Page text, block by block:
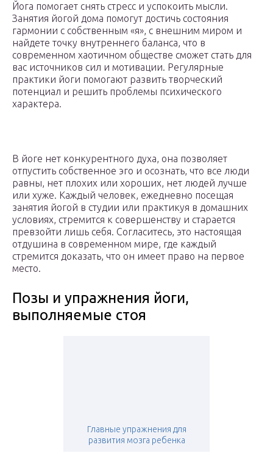
Йога помогает снять стресс и успокоить мысли.
Занятия йогой дома помогут достичь состояния
гармонии с собственным «я», с внешним миром и
найдете точку внутреннего баланса, что в
современном хаотичном обществе сможет стать для
вас источников сил и мотивации. Регулярные
практики йоги помогают развить творческий
потенциал и решить проблемы психического
характера.
В йоге нет конкурентного духа, она позволяет
отпустить собственное эго и осознать, что все люди
равны, нет плохих или хороших, нет людей лучше
или хуже. Каждый человек, ежедневно посещая
занятия йогой в студии или практикуя в домашних
условиях, стремится к совершенству и старается
превзойти лишь себя. Согласитесь, это настоящая
отдушина в современном мире, где каждый
стремится доказать, что он имеет право на первое
место.
Позы и упражнения йоги,
выполняемые стоя
Главные упражнения для
развития мозга ребенка